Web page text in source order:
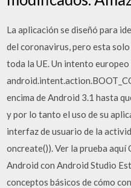
La aplicación se diseñó para
del coronavirus, pero esta
toda la UE. Un intento
encima de Android 3.1 hasta
y por lo tanto el uso de su
interfaz de usuario de la
oncreate()). Ver la prueba aquí
Android con Android Studio
conceptos básicos de cómo